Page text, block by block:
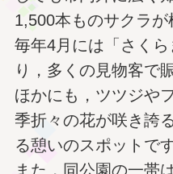
1,500本ものサクラが
毎年4月には「さく
り，多くの見物客で
ほかにも，ツツジや
季折々の花が咲き誇
る憩いのスポットです
また，同公園の一帯